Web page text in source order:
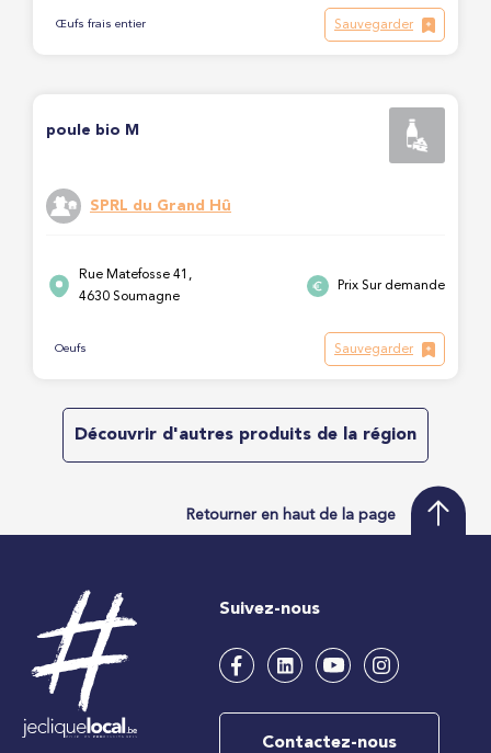
Œufs frais entier Sauvegarder
poule bio M
SPRL du Grand Hû
Rue Matefosse 41,
4630 Soumagne
Prix Sur demande
Oeufs Sauvegarder
Découvrir d'autres produits de la région
Retourner en haut de la page
Suivez-nous
Contactez-nous